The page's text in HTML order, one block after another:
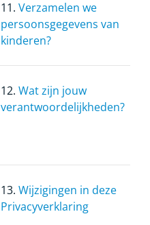
11. Verzamelen we
persoonsgegevens van
kinderen?
12. Wat zijn jouw
verantwoordelijkheden?
13. Wijzigingen in deze
Privacyverklaring